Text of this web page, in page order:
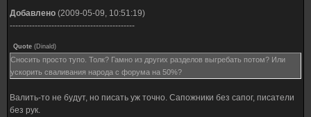
Добавлено (2009-05-09, 10:51:19)
---------------------------------------------
Quote (Dinald)
Сносить просто тупо. Толк? Гамно из других разделов выгребать потом? Или
ускорить сваливания народа с форума на 50%?
Валить-то не будут, но писать уж точно. Сапожники без сапог, писатели
без рук.